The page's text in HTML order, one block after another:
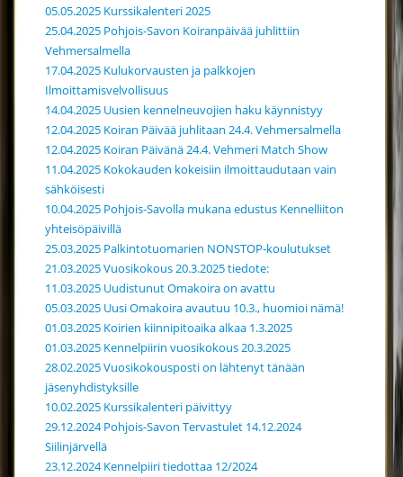
05.05.2025 Kurssikalenteri 2025
25.04.2025 Pohjois-Savon Koiranpäivää juhlittiin
Vehmersalmella
17.04.2025 Kulukorvausten ja palkkojen
Ilmoittamisvelvollisuus
14.04.2025 Uusien kennelneuvojien haku käynnistyy
12.04.2025 Koiran Päivää juhlitaan 24.4. Vehmersalmella
12.04.2025 Koiran Päivänä 24.4. Vehmeri Match Show
11.04.2025 Kokokauden kokeisiin ilmoittaudutaan vain
sähköisesti
10.04.2025 Pohjois-Savolla mukana edustus Kennelliiton
yhteisöpäivillä
25.03.2025 Palkintotuomarien NONSTOP-koulutukset
21.03.2025 Vuosikokous 20.3.2025 tiedote:
11.03.2025 Uudistunut Omakoira on avattu
05.03.2025 Uusi Omakoira avautuu 10.3., huomioi nämä!
01.03.2025 Koirien kiinnipitoaika alkaa 1.3.2025
01.03.2025 Kennelpiirin vuosikokous 20.3.2025
28.02.2025 Vuosikokousposti on lähtenyt tänään
jäsenyhdistyksille
10.02.2025 Kurssikalenteri päivittyy
29.12.2024 Pohjois-Savon Tervastulet 14.12.2024
Siilinjärvellä
23.12.2024 Kennelpiiri tiedottaa 12/2024